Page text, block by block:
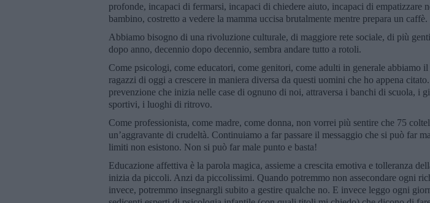
profonde, incapaci di fermarsi, incapaci di chiedere aiuto, incapaci di empatizzare
bambino, costretto a vedere la mamma uccisa brutalmente mentre prepara un caffè.
Abbiamo bisogno di una rivoluzione culturale, di maggiore rete sociale, di più
dopo anno, decennio dopo decennio, sembra andare tutto a rotoli.
Come psicologi, come educatori, come genitori, come adulti in generale abbiamo
ragazzi di oggi a crescere in maniera diversa da questi uomini che ho appena
prevenzione che inizia nelle case di ognuno di noi, attraversa i banchi di scuola, i
sportivi, i luoghi di ritrovo.
Come professionista, come madre, come donna, non vorrei più sentire che 75
un’aggravante di crudeltà. Continuiamo a far passare il messaggio che si può far
limiti non esistono. Non si può far male punto e basta!
Educazione affettiva è la parola magica, assieme a crescita emotiva e tolleranza
inizia da piccoli. Anzi da piccolissimi. Quando potremmo non assecondare ogni
invece, potremmo insegnargli subito a gestire qualche no. E invece leggo ogni